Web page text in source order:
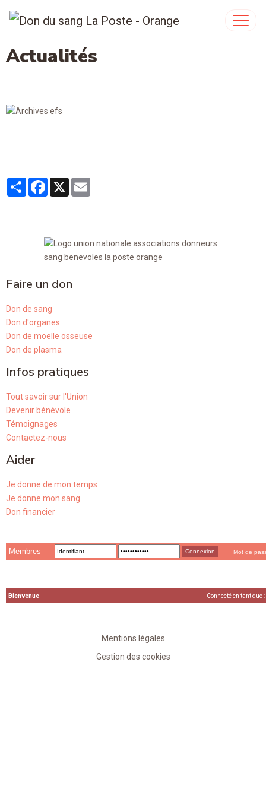
Actualités
PartagerFacebook
X
Faire un don
Don de sang
Don d'organes
Don de moelle osseuse
Don de plasma
Infos pratiques
Tout savoir sur l'Union
Devenir bénévole
Témoignages
Contactez-nous
Aider
Je donne de mon temps
Je donne mon sang
Don financier
Membres Mot de
Bienvenue Connecté en tant que :
Mentions légales
Gestion des cookies